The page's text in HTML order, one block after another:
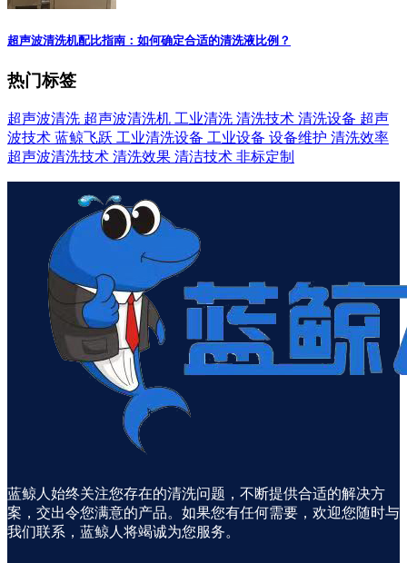
超声波清洗机配比指南：如何确定合适的清洗液比例？
热门标签
超声波清洗 超声波清洗机 工业清洗 清洗技术 清洗设备 超声
波技术 蓝鲸飞跃 工业清洗设备 工业设备 设备维护 清洗效率
超声波清洗技术 清洗效果 清洁技术 非标定制
蓝鲸人始终关注您存在的清洗问题，不断提供合适的解决方
案，交出令您满意的产品。如果您有任何需要，欢迎您随时与
我们联系，蓝鲸人将竭诚为您服务。